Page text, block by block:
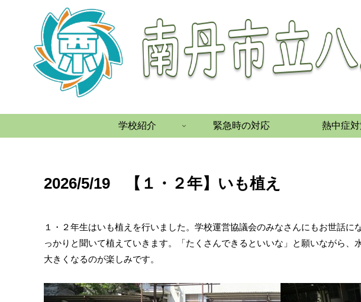
学校紹介 緊急時の対応 熱中症
2026/5/19 【１・２年】いも植え
１・２年生はいも植えを行いました。学校運営協議会のみなさんにもお世話に
っかりと聞いて植えていきます。「たくさんできるといいな」と願いながら、
大きくなるのが楽しみです。